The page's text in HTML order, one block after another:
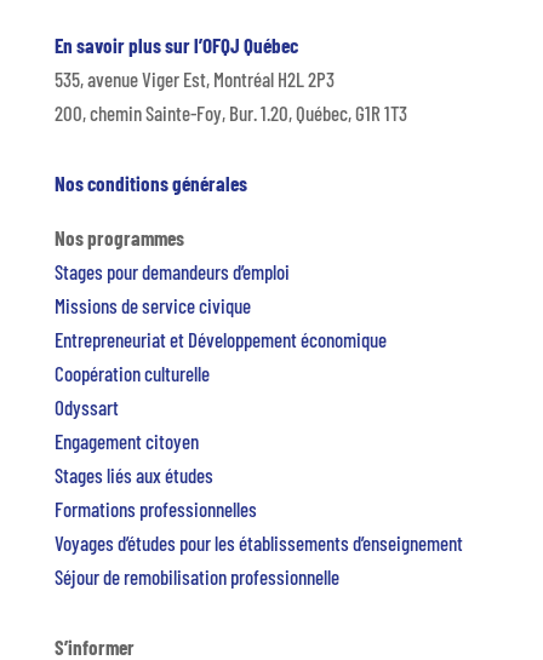
En savoir plus sur l’OFQJ Québec
535, avenue Viger Est, Montréal H2L 2P3
200, chemin Sainte-Foy, Bur. 1.20, Québec, G1R 1T3
Nos conditions générales
Nos programmes
Stages pour demandeurs d’emploi
Missions de service civique
Entrepreneuriat et Développement économique
Coopération culturelle
Odyssart
Engagement citoyen
Stages liés aux études
Formations professionnelles
Voyages d’études pour les établissements d’enseignement
Séjour de remobilisation professionnelle
S’informer